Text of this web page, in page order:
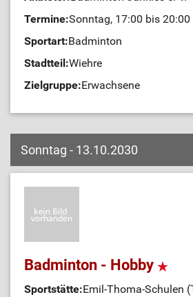
Termine:Sonntag, 17:00 bis 20:00
Sportart:Badminton
Stadtteil:Wiehre
Zielgruppe:Erwachsene
Sonntag - 13.10.2030
Badminton - Hobby
Sportstätte:Emil-Thoma-Schulen